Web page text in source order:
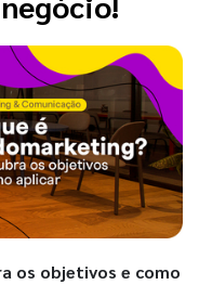
os objetivos e como